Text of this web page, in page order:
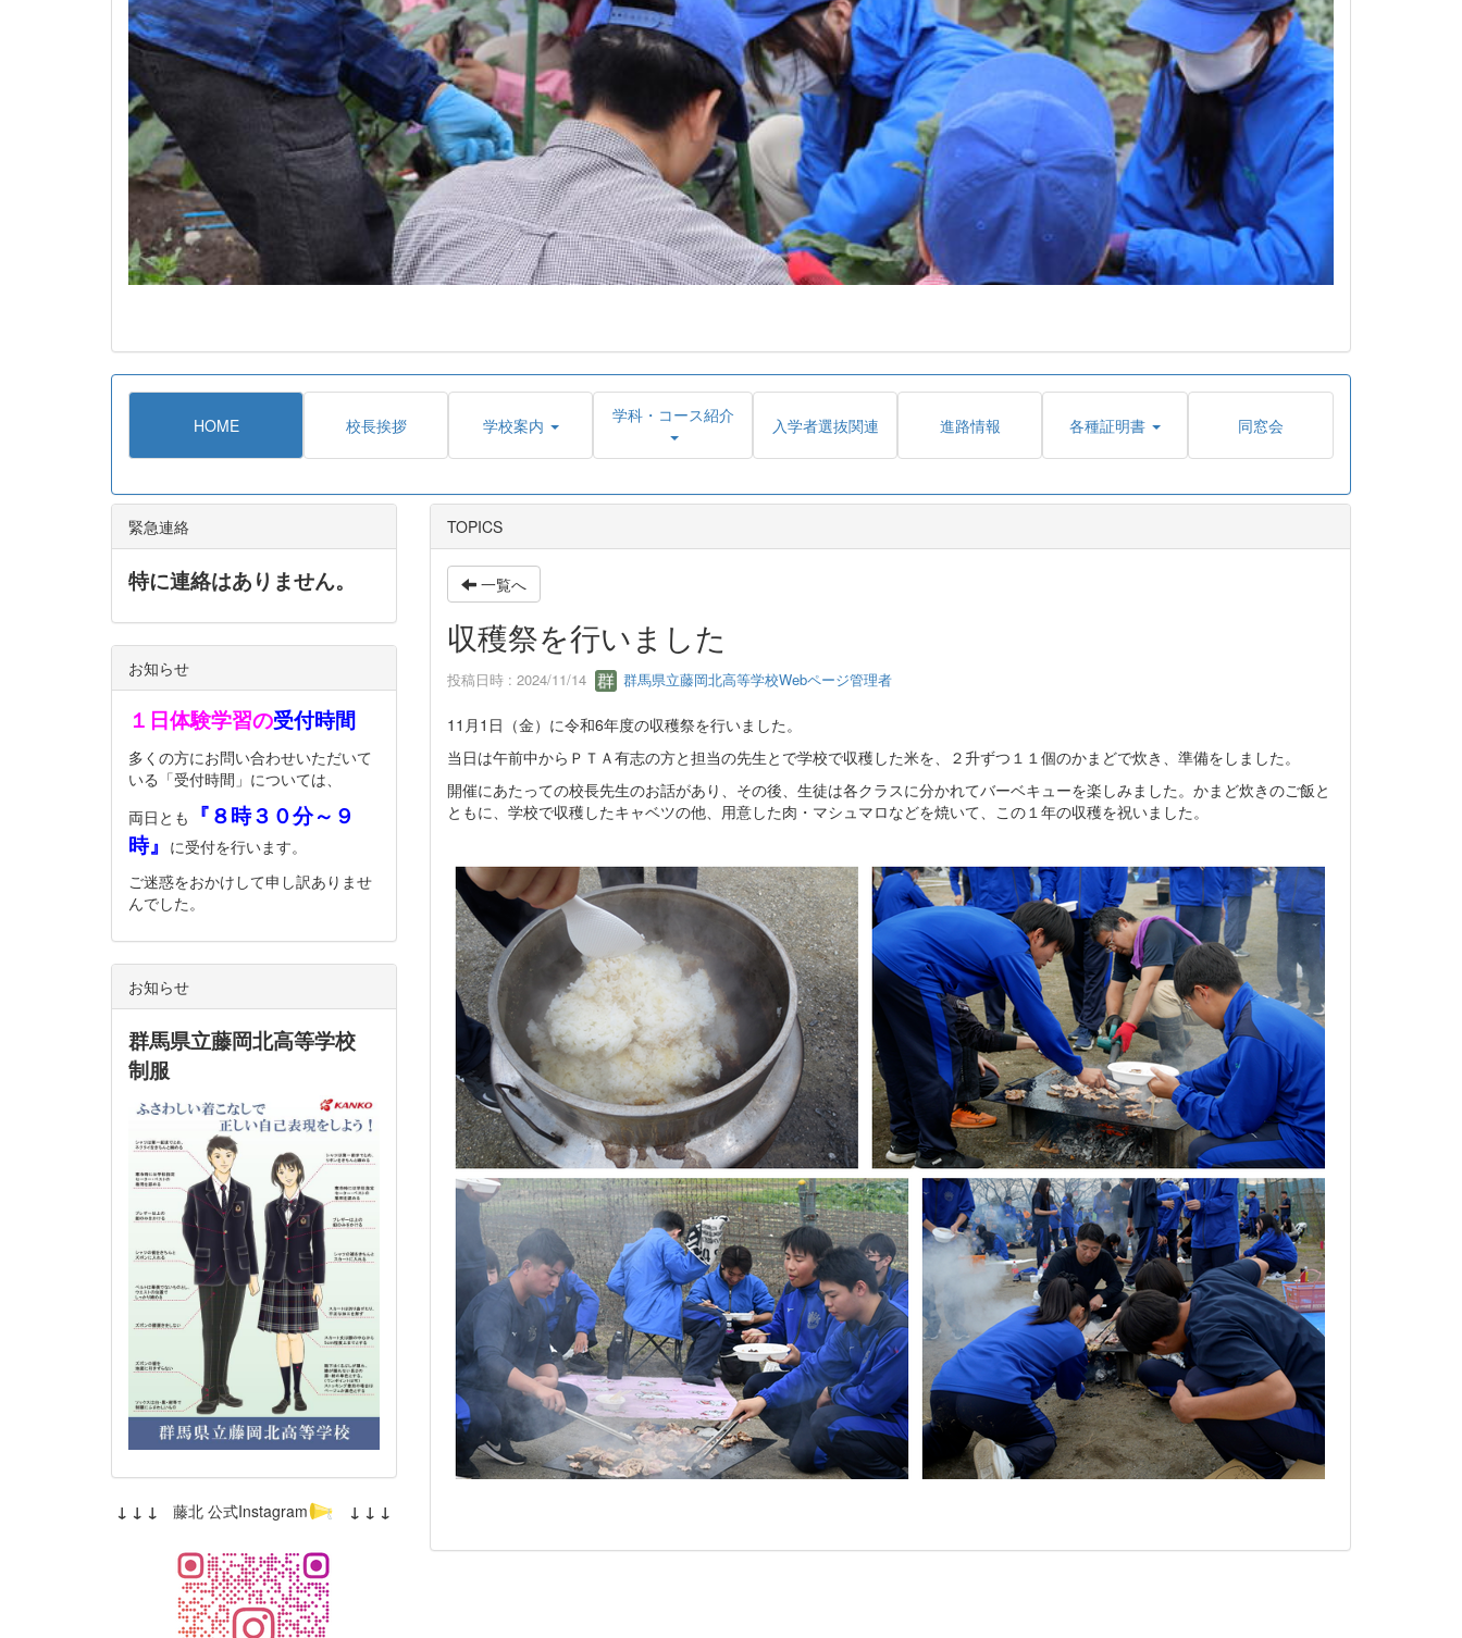
HOME 校長挨拶 学校案内 学科・コース紹介 入学者選抜関連 進路情報 各種証明書 同窓会
TOPICS
一覧へ
収穫祭を行いました
投稿日時 : 2024/11/14 群馬県立藤岡北高等学校Webページ管理者
11月1日（金）に令和6年度の収穫祭を行いました。
当日は午前中からＰＴＡ有志の方と担当の先生とで学校で収穫した米を、２升ずつ１１個のかまどで炊き、準備をしました。
開催にあたっての校長先生のお話があり、その後、生徒は各クラスに分かれてバーベキューを楽しみました。かまど炊きのご飯と
ともに、学校で収穫したキャベツの他、用意した肉・マシュマロなどを焼いて、この１年の収穫を祝いました。
緊急連絡
特に連絡はありません。
お知らせ
１日体験学習の受付時間
多くの方にお問い合わせいただいて
いる「受付時間」については、
両日とも
『８時３０分～９
時』 に受付を行います。
ご迷惑をおかけして申し訳ありませ
んでした。
お知らせ
群馬県立藤岡北高等学校
制服
↓ ↓ ↓藤北 公式Instagram ↓ ↓ ↓